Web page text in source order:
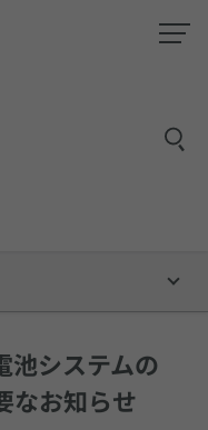
システムの
なお知らせ